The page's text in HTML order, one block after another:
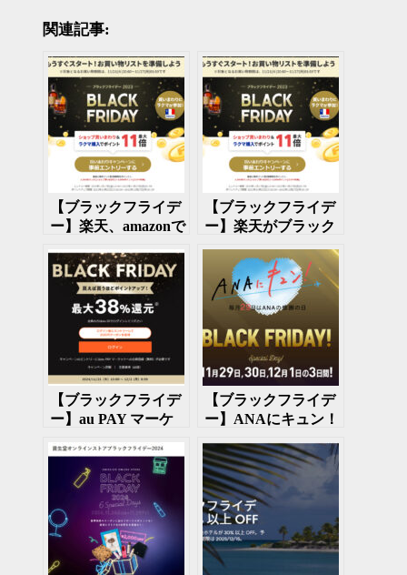
関連記事:
【ブラックフライデ
ー】楽天、amazonで
セール開催
【ブラックフライデ
ー】楽天がブラック
開催 11月21日～27
日
【ブラックフライデ
ー】au PAY マーケ
イデーセールを開
催 11月21日～12月
【ブラックフライデ
ー】ANAにキュン！
セールを開催 11月
29日～12月1日